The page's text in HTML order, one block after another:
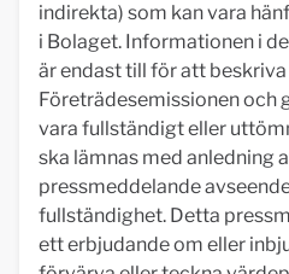
indirekta) som kan vara
i Bolaget. Informationen i
är endast till för att
Företrädesemissionen och
vara fullständigt eller
ska lämnas med anledning
pressmeddelande
fullständighet. Detta
ett erbjudande om eller